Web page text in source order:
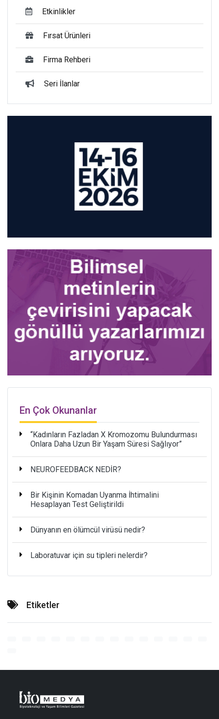
Etkinlikler
Fırsat Ürünleri
Firma Rehberi
Seri İlanlar
En Çok Okunanlar
“Kadınların Fazladan X Kromozomu Bulundurması
Onlara Daha Uzun Bir Yaşam Süresi Sağlıyor”
NEUROFEEDBACK NEDİR?
Bir Kişinin Komadan Uyanma İhtimalini
Hesaplayan Test Geliştirildi
Dünyanın en ölümcül virüsü nedir?
Laboratuvar için su tipleri nelerdir?
Etiketler